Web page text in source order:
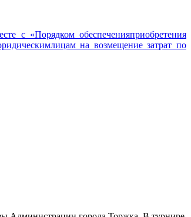
с «Порядком обеспеченияприобретения
на возмещение затрат по